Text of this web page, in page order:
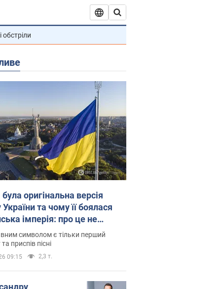
обстріли
оригінальна версія
України та чому її боялася
імперія: про це не
у школі
символом є тільки перший
приспів пісні
09:15 2,3 т.